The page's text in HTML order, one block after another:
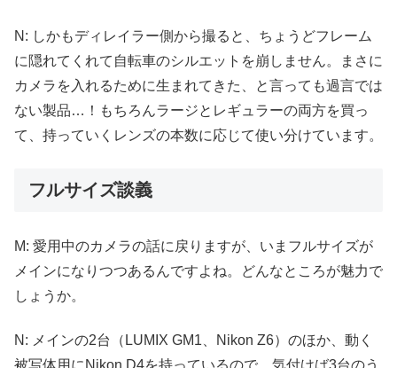
N: しかもディレイラー側から撮ると、ちょうどフレーム
に隠れてくれて自転車のシルエットを崩しません。まさに
カメラを入れるために生まれてきた、と言っても過言では
ない製品…！もちろんラージとレギュラーの両方を買っ
て、持っていくレンズの本数に応じて使い分けています。
フルサイズ談義
M: 愛用中のカメラの話に戻りますが、いまフルサイズが
メインになりつつあるんですよね。どんなところが魅力で
しょうか。
N: メインの2台（LUMIX GM1、Nikon Z6）のほか、動く
被写体用にNikon D4を持っているので、気付けば3台のう